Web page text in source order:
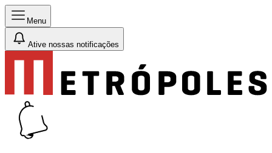
Menu
Ative nossas notificações